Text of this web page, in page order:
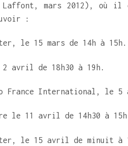
mars 2012), où il
:
le 15 mars de 14h à 15h.
de 18h30 à 19h.
International, le 5
11 avril de 14h30 à
le 15 avril de minuit à